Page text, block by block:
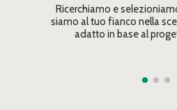
Ricerchiamo e
siamo al tuo fianco nella
adatto in base al